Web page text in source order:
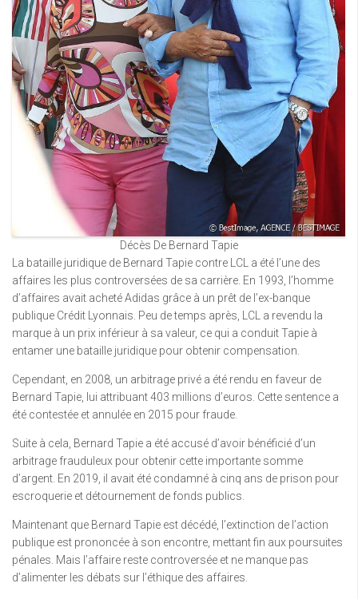
Décès De Bernard Tapie
La bataille juridique de Bernard Tapie contre LCL a été l’une des
affaires les plus controversées de sa carrière. En 1993, l’homme
d’affaires avait acheté Adidas grâce à un prêt de l’ex-banque
publique Crédit Lyonnais. Peu de temps après, LCL a revendu la
marque à un prix inférieur à sa valeur, ce qui a conduit Tapie à
entamer une bataille juridique pour obtenir compensation.
Cependant, en 2008, un arbitrage privé a été rendu en faveur de
Bernard Tapie, lui attribuant 403 millions d’euros. Cette sentence a
été contestée et annulée en 2015 pour fraude.
Suite à cela, Bernard Tapie a été accusé d’avoir bénéficié d’un
arbitrage frauduleux pour obtenir cette importante somme
d’argent. En 2019, il avait été condamné à cinq ans de prison pour
escroquerie et détournement de fonds publics.
Maintenant que Bernard Tapie est décédé, l’extinction de l’action
publique est prononcée à son encontre, mettant fin aux poursuites
pénales. Mais l’affaire reste controversée et ne manque pas
d’alimenter les débats sur l’éthique des affaires.